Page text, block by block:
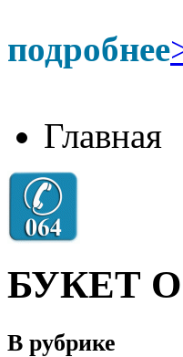
подробнее
Главная
БУКЕТ
В рубрике